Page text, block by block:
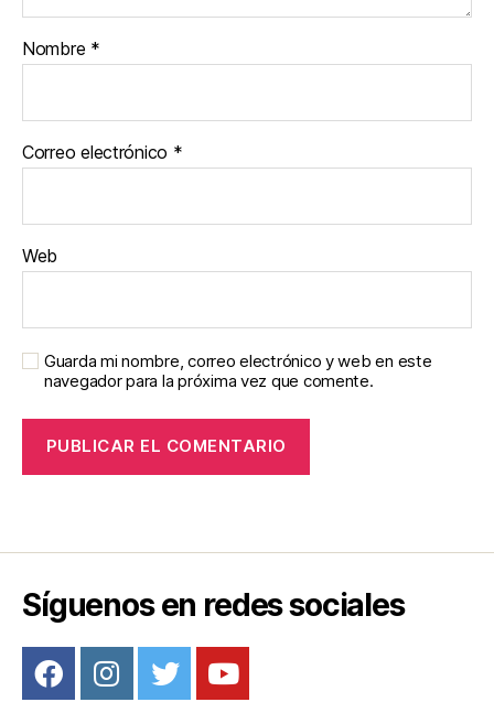
Nombre *
Correo electrónico *
Web
Guarda mi nombre, correo electrónico y web en este
navegador para la próxima vez que comente.
Síguenos en redes sociales